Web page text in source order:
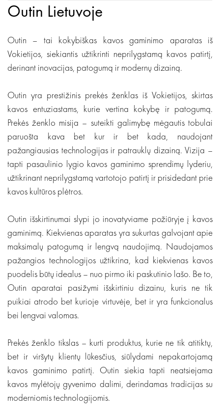
Outin Lietuvoje
Outin – tai kokybiškas kavos gaminimo aparatas iš
Vokietijos, siekiantis užtikrinti neprilygstamą kavos patirtį,
derinant inovacijas, patogumą ir modernų dizainą.
Outin yra prestižinis prekės ženklas iš Vokietijos, skirtas
kavos entuziastams, kurie vertina kokybę ir patogumą.
Prekės ženklo misija – suteikti galimybę mėgautis tobulai
paruošta kava bet kur ir bet kada, naudojant
pažangiausias technologijas ir patrauklų dizainą. Vizija –
tapti pasaulinio lygio kavos gaminimo sprendimų lyderiu,
užtikrinant neprilygstamą vartotojo patirtį ir prisidedant prie
kavos kultūros plėtros.
Outin išskirtinumai slypi jo inovatyviame požiūryje į kavos
gaminimą. Kiekvienas aparatas yra sukurtas galvojant apie
maksimalų patogumą ir lengvą naudojimą. Naudojamos
pažangios technologijos užtikrina, kad kiekvienas kavos
puodelis būtų idealus – nuo pirmo iki paskutinio lašo. Be to,
Outin aparatai pasižymi išskirtiniu dizainu, kuris ne tik
puikiai atrodo bet kurioje virtuvėje, bet ir yra funkcionalus
bei lengvai valomas.
Prekės ženklo tikslas – kurti produktus, kurie ne tik atitiktų,
bet ir viršytų klientų lūkesčius, siūlydami nepakartojamą
kavos gaminimo patirtį. Outin siekia tapti neatsiejama
kavos mylėtojų gyvenimo dalimi, derindamas tradicijas su
moderniomis technologijomis.